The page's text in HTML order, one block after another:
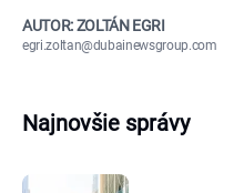
AUTOR: ZOLTÁN EGRI
egri.zoltan@dubainewsgroup.com
Najnovšie správy